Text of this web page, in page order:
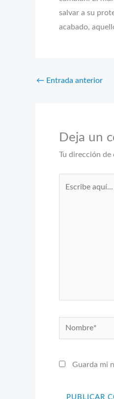
salvar a su
acabado,
← Entrada anterior
Deja un
Tu dirección
Nombre*
Guarda mi